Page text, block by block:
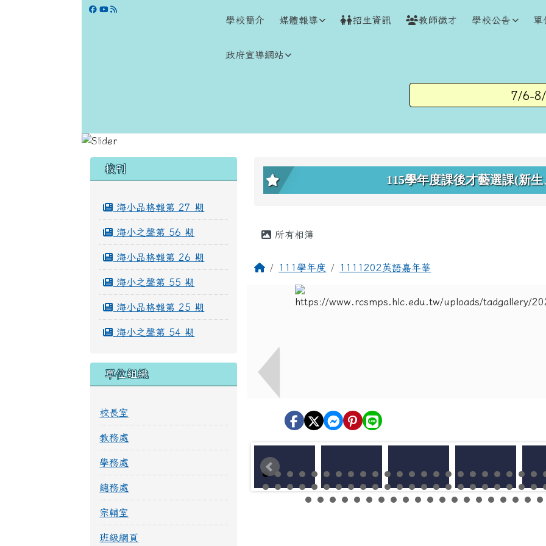
學校網站 學校簡介 媒體報導 招生資訊 教師徵才 學校公告 單
政府宣導網站
7/6-8/28
左邊區域內容
校刊
海小品格報第 27 期
海小之聲第 56 期
海小品格報第 26 期
海小之聲第 55 期
海小品格報第 25 期
海小之聲第 54 期
單位組織
校長室
教務處
學務處
總務處
宗輔室
班級網頁
上中區域內容
115學年度課後才藝選課(新
主內容區域
所有相簿
回首頁111學年度 1111202英語嘉年華